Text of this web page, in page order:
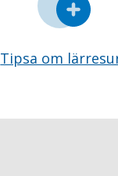
Tipsa om